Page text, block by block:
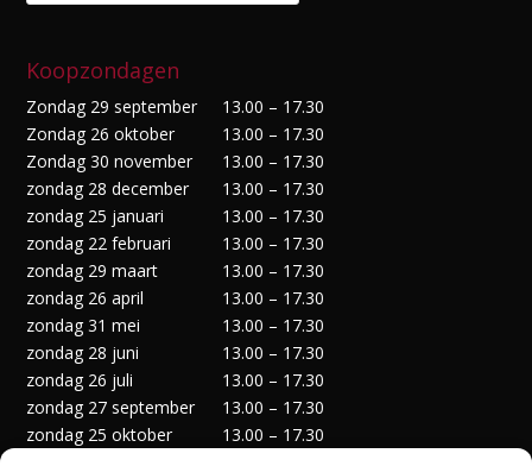
Koopzondagen
Zondag 29 september
13.00 – 17.30
Zondag 26 oktober
13.00 – 17.30
Zondag 30 november
13.00 – 17.30
zondag 28 december
13.00 – 17.30
zondag 25 januari
13.00 – 17.30
zondag 22 februari
13.00 – 17.30
zondag 29 maart
13.00 – 17.30
zondag 26 april
13.00 – 17.30
zondag 31 mei
13.00 – 17.30
zondag 28 juni
13.00 – 17.30
zondag 26 juli
13.00 – 17.30
zondag 27 september
13.00 – 17.30
zondag 25 oktober
13.00 – 17.30